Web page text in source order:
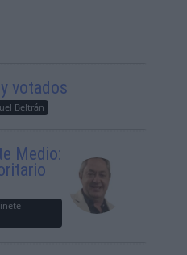
votados
Beltrán
Medio: